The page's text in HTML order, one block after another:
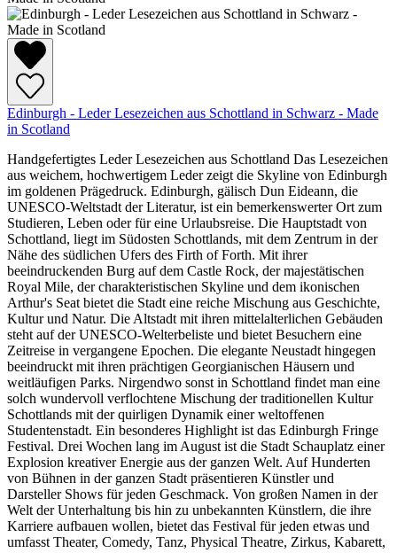
Edinburgh - Leder Lesezeichen aus Schottland in Schwarz - Made
in Scotland
Handgefertigtes Leder Lesezeichen aus Schottland Das Lesezeichen
aus weichem, hochwertigem Leder zeigt die Skyline von Edinburgh
im goldenen Prägedruck. Edinburgh, gälisch Dun Eideann, die
UNESCO-Weltstadt der Literatur, ist ein bemerkenswerter Ort zum
Studieren, Leben oder für eine Urlaubsreise. Die Hauptstadt von
Schottland, liegt im Südosten Schottlands, mit dem Zentrum in der
Nähe des südlichen Ufers des Firth of Forth. Mit ihrer
beeindruckenden Burg auf dem Castle Rock, der majestätischen
Royal Mile, der charakteristischen Skyline und dem ikonischen
Arthur's Seat bietet die Stadt eine reiche Mischung aus Geschichte,
Kultur und Natur. Die Altstadt mit ihren mittelalterlichen Gebäuden
steht auf der UNESCO-Welterbeliste und bietet Besuchern eine
Zeitreise in vergangene Epochen. Die elegante Neustadt hingegen
beeindruckt mit ihren prächtigen Georgianischen Häusern und
weitläufigen Parks. Nirgendwo sonst in Schottland findet man eine
solch wundervoll verflochtene Mischung der traditionellen Kultur
Schottlands mit der quirligen Dynamik einer weltoffenen
Studentenstadt. Ein besonderes Highlight ist das Edinburgh Fringe
Festival. Drei Wochen lang im August ist die Stadt Schauplatz einer
Explosion kreativer Energie aus der ganzen Welt. Auf Hunderten
von Bühnen in der ganzen Stadt präsentieren Künstler und
Darsteller Shows für jeden Geschmack. Von großen Namen in der
Welt der Unterhaltung bis hin zu unbekannten Künstlern, die ihre
Karriere aufbauen wollen, bietet das Festival für jeden etwas und
umfasst Theater, Comedy, Tanz, Physical Theatre, Zirkus, Kabarett,